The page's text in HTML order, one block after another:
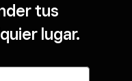
tus
lugar.